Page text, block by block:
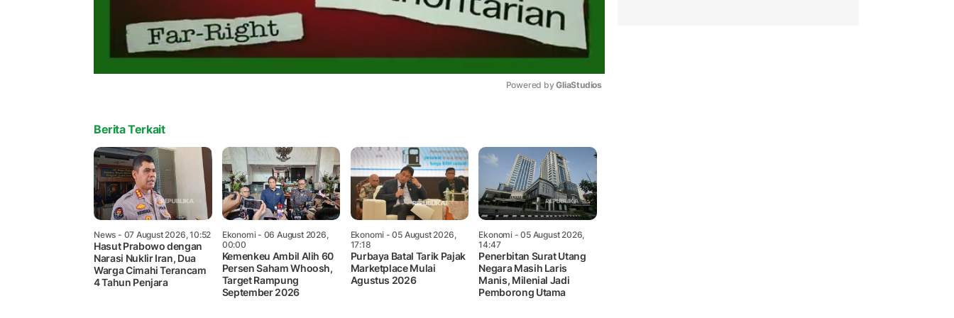
Powered by GliaStudios
Berita Terkait
News - 07 August 2026, 10:52
Hasut Prabowo dengan
Narasi Nuklir Iran, Dua
Warga Cimahi Terancam
4 Tahun Penjara
Ekonomi- 06 August 2026,
00:00
Kemenkeu Ambil Alih 60
Persen Saham Whoosh,
Target Rampung
September 2026
Ekonomi - 05 August 2026,
17:18
Purbaya Batal Tarik Pajak
Marketplace Mulai
Agustus 2026
Ekonomi- 05 August 2026,
14:47
Penerbitan Surat Utang
Negara Masih Laris
Manis, Milenial Jadi
Pemborong Utama